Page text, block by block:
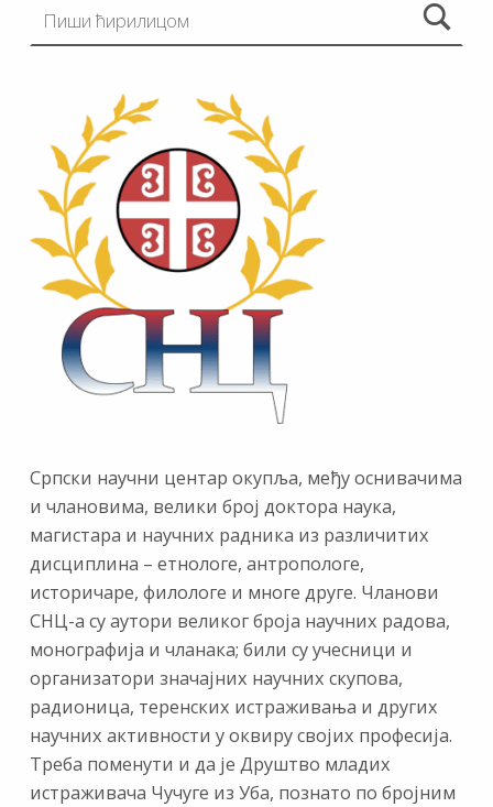
Српски научни центар окупља, међу оснивачима
и члановима, велики број доктора наука,
магистара и научних радника из различитих
дисциплина – етнологе, антропологе,
историчаре, филологе и многе друге. Чланови
СНЦ-а су аутори великог броја научних радова,
монографија и чланака; били су учесници и
организатори значајних научних скупова,
радионица, теренских истраживања и других
научних активности у оквиру својих професија.
Треба поменути и да је Друштво младих
истраживача Чучуге из Уба, познато по бројним